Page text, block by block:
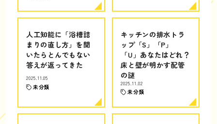
人工知能に「浴槽詰
まりの直し方」を聞
いたらとんでもない
答えが返ってきた
2025.11.05
未分類
キッチンの排水トラ
ップ「S」「P」
「U」あなたはどれ？
床と壁が明かす配管
の謎
2025.11.02
未分類